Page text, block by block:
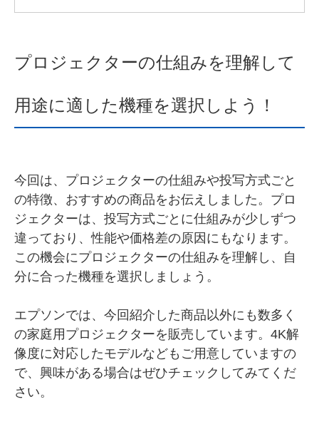
プロジェクターの仕組みを理解して
用途に適した機種を選択しよう！
今回は、プロジェクターの仕組みや投写方式ごと
の特徴、おすすめの商品をお伝えしました。プロ
ジェクターは、投写方式ごとに仕組みが少しずつ
違っており、性能や価格差の原因にもなります。
この機会にプロジェクターの仕組みを理解し、自
分に合った機種を選択しましょう。
エプソンでは、今回紹介した商品以外にも数多く
の家庭用プロジェクターを販売しています。4K解
像度に対応したモデルなどもご用意していますの
で、興味がある場合はぜひチェックしてみてくだ
さい。